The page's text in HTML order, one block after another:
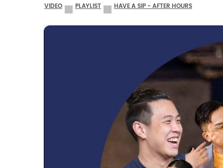
VIDEO PLAYLIST HAVE A SIP - AFTER HOURS